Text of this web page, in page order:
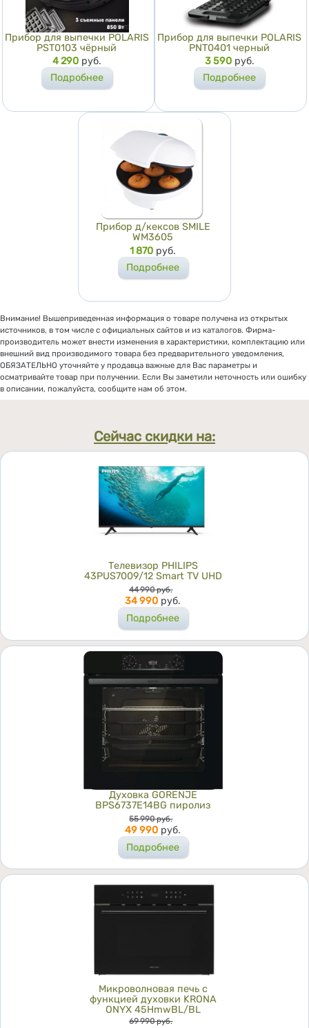
Прибор для выпечки POLARIS
PST0103 чёрный
Цена
4 290 руб.
Подробнее
Прибор для выпечки POLARIS
PNT0401 черный
Цена
3 590 руб.
Подробнее
Прибор д/кексов SMILE
WM3605
Цена
1 870 руб.
Подробнее
Внимание! Вышеприведенная информация о товаре получена из открытых
источников, в том числе с официальных сайтов и из каталогов. Фирма-
производитель может внести изменения в характеристики, комплектацию или
внешний вид производимого товара без предварительного уведомления,
ОБЯЗАТЕЛЬНО уточняйте у продавца важные для Вас параметры и
осматривайте товар при получении. Если Вы заметили неточность или ошибку
в описании, пожалуйста, сообщите нам об этом.
Сейчас скидки на:
Телевизор PHILIPS
43PUS7009/12 Smart TV UHD
Цена
44 990 руб.
34 990 руб.
Подробнее
Духовка GORENJE
BPS6737E14BG пиролиз
Цена
55 990 руб.
49 990 руб.
Подробнее
Микроволновая печь с
функцией духовки KRONA
ONYX 45HmwBL/BL
Цена
69 990 руб.